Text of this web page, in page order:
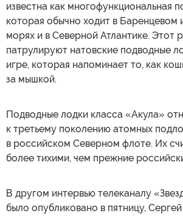
известна как многофункциональная
которая обычно ходит в
морях и в Северной Атлантике. Этот
патрулируют натовские подводные
игре, которая напоминает то, как
за мышкой.
Подводные лодки класса «Акула»
к третьему поколению атомных
в российском Северном флоте. Их
более тихими, чем прежние
В другом интервью телеканалу
было опубликовано в пятницу,